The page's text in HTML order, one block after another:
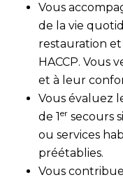
Vous
de la vie
restauration
HACCP. Vous
et à leur
Vous évaluez
de 1er secours
ou services
préétablies.
Vous